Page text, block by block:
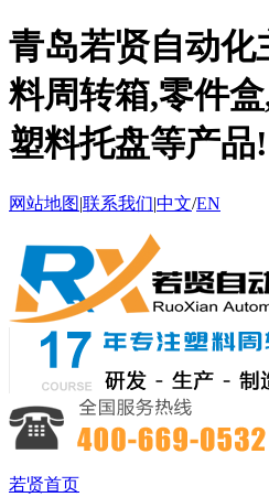
青岛若贤自动化
料周转箱,零件
塑料托盘等产品!
网站地图|联系我们|中文/EN
若贤首页